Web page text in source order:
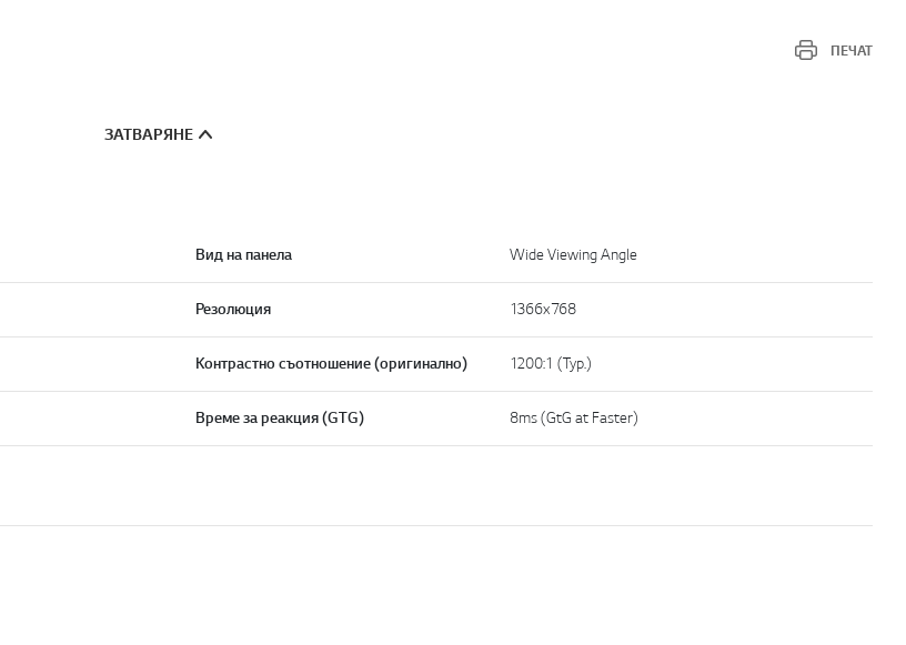
ПЕЧАТ
ЗАТВАРЯНЕ
Вид на панела Wide Viewing Angle
Резолюция 1366x768
Контрастно съотношение (оригинално) 1200:1 (Typ.)
Време за реакция (GTG) 8ms (GtG at Faster)